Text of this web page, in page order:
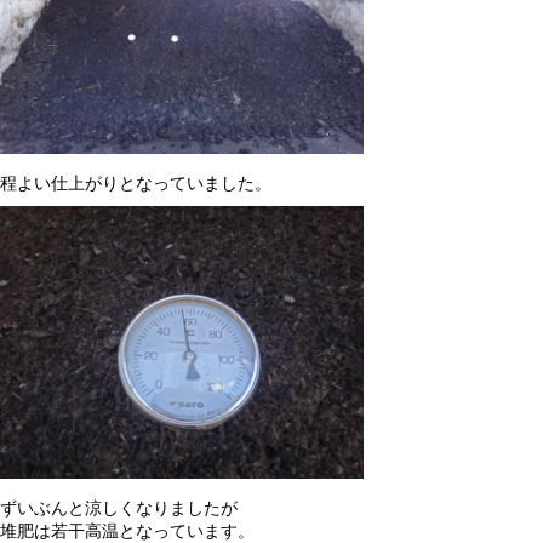
程よい仕上がりとなっていました。
ずいぶんと涼しくなりましたが
堆肥は若干高温となっています。